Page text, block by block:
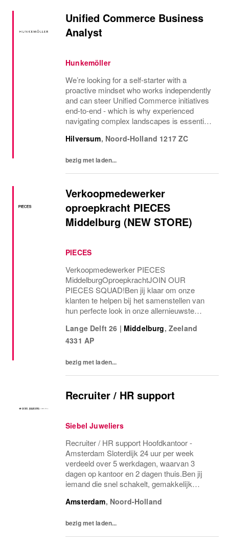
Unified Commerce Business
Analyst
Hunkemöller
We’re looking for a self‑starter with a
proactive mindset who works independently
and can steer Unified Commerce initiatives
end‑to‑end - which is why experienced
navigating complex landscapes is essential.
solver, thriving in a fast‑paced retail...
Hilversum, Noord-Holland 1217 ZC
bezig met laden...
Verkoopmedewerker
oproepkracht PIECES
Middelburg (NEW STORE)
PIECES
Verkoopmedewerker PIECES
MiddelburgOproepkrachtJOIN OUR
PIECES SQUAD!Ben jij klaar om onze
klanten te helpen bij het samenstellen van
hun perfecte look in onze allernieuwste
PIECES help je klanten bij het samenstellen
van hun look en zorg je voor een winkel...
Lange Delft 26 | Middelburg, Zeeland
4331 AP
bezig met laden...
Recruiter / HR support
Siebel Juweliers
Recruiter / HR support Hoofdkantoor -
Amsterdam Sloterdijk 24 uur per week
verdeeld over 5 werkdagen, waarvan 3
dagen op kantoor en 2 dagen thuis.Ben jij
iemand die snel schakelt, gemakkelijk
Amsterdam, Noord-Holland
bezig met laden...